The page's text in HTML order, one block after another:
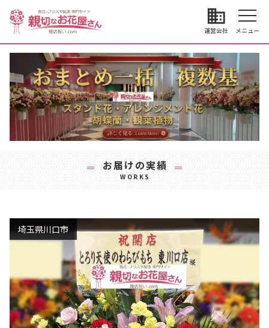
business
運営会社 メニュー
お届けの実績
WORKS
埼玉県川口市